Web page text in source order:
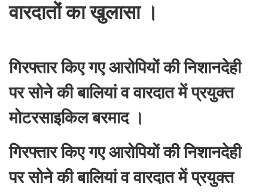
वारदातों का खुलासा ।
गिरफ्तार किए गए आरोपियों की निशानदेही
पर सोने की बालियां व वारदात में प्रयुक्त
मोटरसाइकिल बरमाद ।
गिरफ्तार किए गए आरोपियों की निशानदेही
पर सोने की बालियां व वारदात में प्रयुक्त